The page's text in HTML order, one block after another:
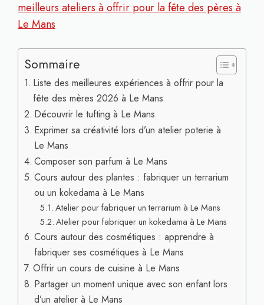
meilleurs ateliers à offrir pour la fête des pères à
Le Mans
Sommaire
Liste des meilleures expériences à offrir pour la
fête des mères 2026 à Le Mans
Découvrir le tufting à Le Mans
Exprimer sa créativité lors d’un atelier poterie à
Le Mans
Composer son parfum à Le Mans
Cours autour des plantes : fabriquer un terrarium
ou un kokedama à Le Mans
Atelier pour fabriquer un terrarium à Le Mans
Atelier pour fabriquer un kokedama à Le Mans
Cours autour des cosmétiques : apprendre à
fabriquer ses cosmétiques à Le Mans
Offrir un cours de cuisine à Le Mans
Partager un moment unique avec son enfant lors
d’un atelier à Le Mans